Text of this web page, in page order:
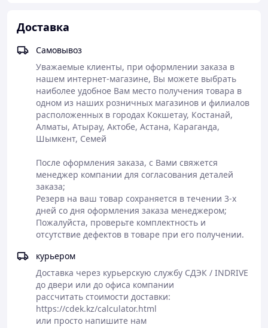
Оформление
заказа на сайте
Полная
предоплата
магазине
Самовывоз или
доставка
курьерскими
службами СДЕК,
Доставка до
магазина АСКОМ
Доставка
Самовывоз
Уважаемые клиенты, при оформлении заказа в
нашем интернет-магазине, Вы можете выбрать
наиболее удобное Вам место получения товара в
одном из наших розничных магазинов и филиалов
расположенных в городах Кокшетау, Костанай,
Алматы, Атырау, Актобе, Астана, Караганда,
Шымкент, Семей
После оформления заказа, с Вами свяжется
менеджер компании для согласования деталей
заказа;
Резерв на ваш товар сохраняется в течении 3-х
дней со дня оформления заказа менеджером;
Пожалуйста, проверьте комплектность и
отсутствие дефектов в товаре при его получении.
курьером
Доставка через курьерскую службу СДЭК / INDRIVE
до двери или до офиса компании
рассчитать стоимости доставки:
https://cdek.kz/calculator.html
или просто напишите нам